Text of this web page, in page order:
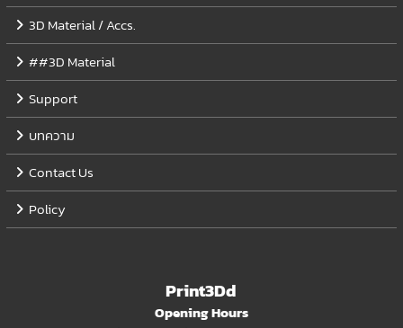
3D Material / Accs.
##3D Material
Support
บทความ
Contact Us
Policy
Print3Dd
Opening Hours